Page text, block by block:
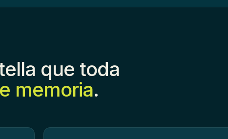
que toda
memoria.